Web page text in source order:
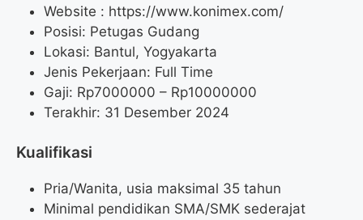
Website : https://www.konimex.com/
Posisi: Petugas Gudang
Lokasi: Bantul, Yogyakarta
Jenis Pekerjaan: Full Time
Gaji: Rp7000000 – Rp10000000
Terakhir: 31 Desember 2024
Kualifikasi
Pria/Wanita, usia maksimal 35 tahun
Minimal pendidikan SMA/SMK sederajat